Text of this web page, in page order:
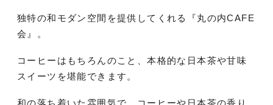
独特の和モダン空間を提供してくれる『丸の内CAFE
会』。
コーヒーはもちろんのこと、本格的な日本茶や甘味
スイーツを堪能できます。